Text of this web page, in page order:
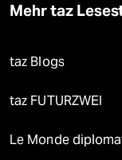
Mehr taz
taz Blogs
taz FUTURZWEI
Le Monde